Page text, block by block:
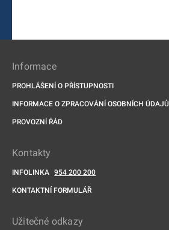
Informace
PROHLÁŠENÍ O PŘÍSTUPNOSTI
INFORMACE O ZPRACOVÁNÍ OSOBNÍCH ÚDAJŮ
PROVOZNÍ ŘÁD
Kontakty
INFOLINKA 954 200 200
KONTAKTNÍ FORMULÁŘ
Užitečné odkazy